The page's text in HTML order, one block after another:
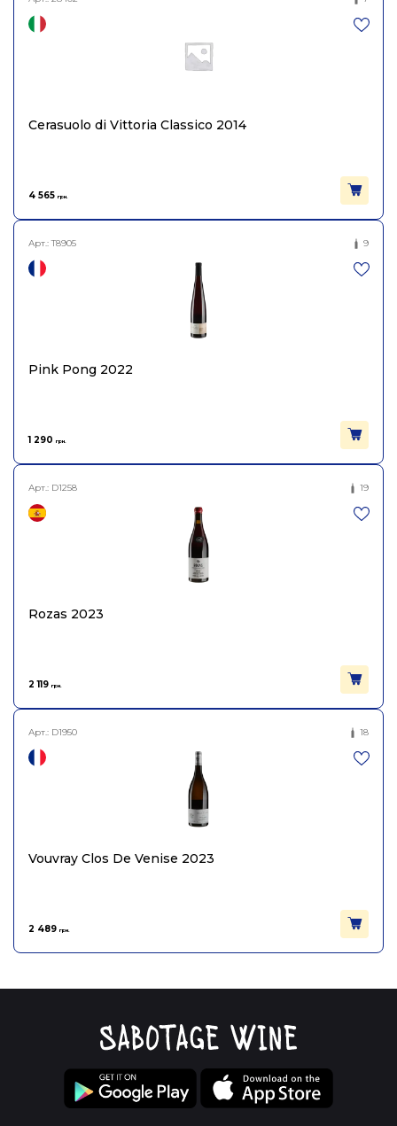
Cerasuolo di Vittoria Classico 2014
4 565 грн.
Арт.:T8905 9
Pink Pong 2022
1 290 грн.
Арт.: D1258 19
Rozas 2023
2 119 грн.
Арт.: D1950 18
Vouvray Clos De Venise 2023
2 489 грн.